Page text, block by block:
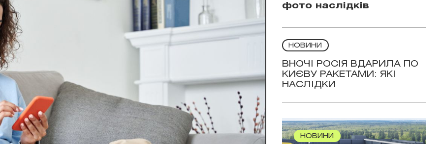
фото наслідків
НОВИНИ
ВНОЧІ РОСІЯ ВДАРИЛА ПО
КИЄВУ РАКЕТАМИ: ЯКІ
НАСЛІДКИ
НОВИНИ